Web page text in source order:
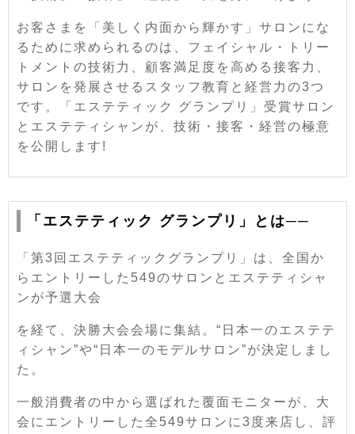
お客さまを「美しく内面から輝かす」サロンにな
るために求められるのは、フェイシャル・トリー
トメントの技術力、顧客満足度を高める接客力、
サロンを発展させるスタッフ教育と経営力の3つ
です。「エステティック グランプリ」受賞サロン
とエステティシャンが、技術・接客・経営の極意
を公開します!
「エステティック グランプリ」とは──
「第3回エステティックグランプリ」は、全国か
らエントリーした549のサロンとエステティシャ
ンが予選大会
を経て、決勝大会会場に集結。“日本一のエステテ
ィシャン”や“日本一のモデルサロン”が決定しまし
た。
一般消費者の中から選ばれた覆面モニターが、大
会にエントリーした全549サロンに3度来店し、評